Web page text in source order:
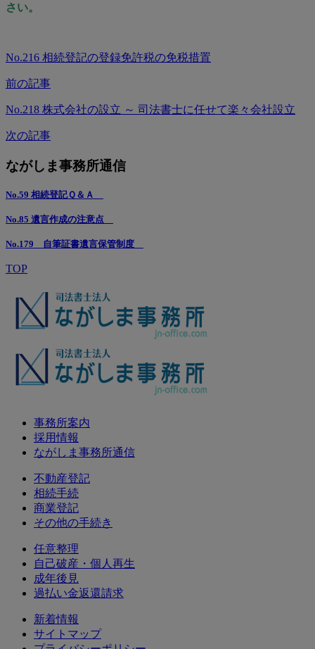
さい。
No.216 相続登記の登録免許税の免税措置
前の記事
No.218 株式会社の設立 ～ 司法書士に任せて楽々会社設立
次の記事
ながしま事務所通信
No.59 相続登記Ｑ＆Ａ
No.85 遺言作成の注意点
No.179 自筆証書遺言保管制度
TOP
事務所案内
採用情報
ながしま事務所通信
不動産登記
相続手続
商業登記
その他の手続き
任意整理
自己破産・個人再生
成年後見
過払い金返還請求
新着情報
サイトマップ